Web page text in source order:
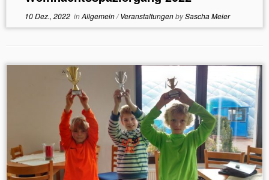
10 Dez., 2022inAllgemein/VeranstaltungenbySascha Meier